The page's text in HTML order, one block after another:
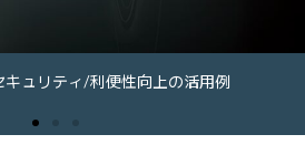
ュリティ/利便性向上の活用例